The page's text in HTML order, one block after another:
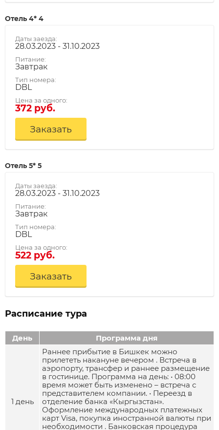
Отель 4* 4
Даты заезда:
28.03.2023 - 31.10.2023
Питание:
Завтрак
Тип номера:
DBL
Цена за одного:
372 руб.
Заказать
Отель 5* 5
Даты заезда:
28.03.2023 - 31.10.2023
Питание:
Завтрак
Тип номера:
DBL
Цена за одного:
522 руб.
Заказать
Расписание тура
День Программа дня
1 день
Раннее прибытие в Бишкек можно
прилететь накануне вечером . Встреча в
аэропорту, трансфер и раннее размещение
в гостинице. Программа на день: • 08:00
время может быть изменено – встреча с
представителем компании. • Переезд в
отделение банка «Кыргызстан».
Оформление международных платежных
карт Visa, покупка иностранной валюты при
необходимости . Банковская процедура